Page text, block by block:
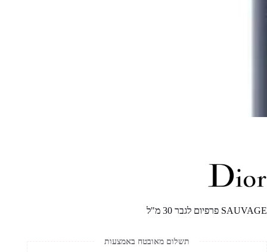
SAUVAGE פרפיום לגבר 30 מ"ל
תשלום מאובטח באמצעות